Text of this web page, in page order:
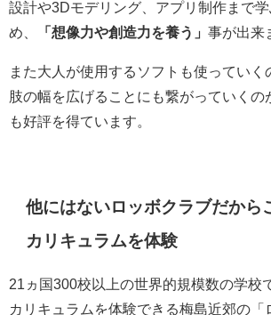
設計や3Dモデリング、アプリ制作まで
め、
「想像力や創造力を養う」 事が出来
また大人が使用するソフトも使っていく
肢の幅を広げることにも繋がっていくの
も好評を得ています。
他にはないロッボクラブだから
カリキュラムを体験
21ヵ国300校以上の世界的規模数の学校
カリキュラムを体験できる梅島近郊の「